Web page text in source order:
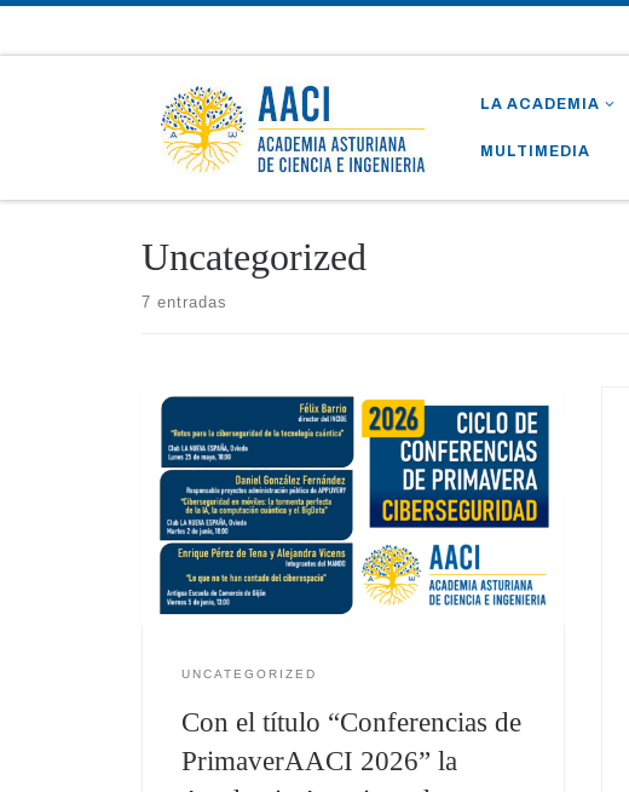
LA ACADEMIA
MULTIMEDIA
Uncategorized
7 entradas
UNCATEGORIZED
Con el título “Conferencias de
PrimaverAACI 2026” la